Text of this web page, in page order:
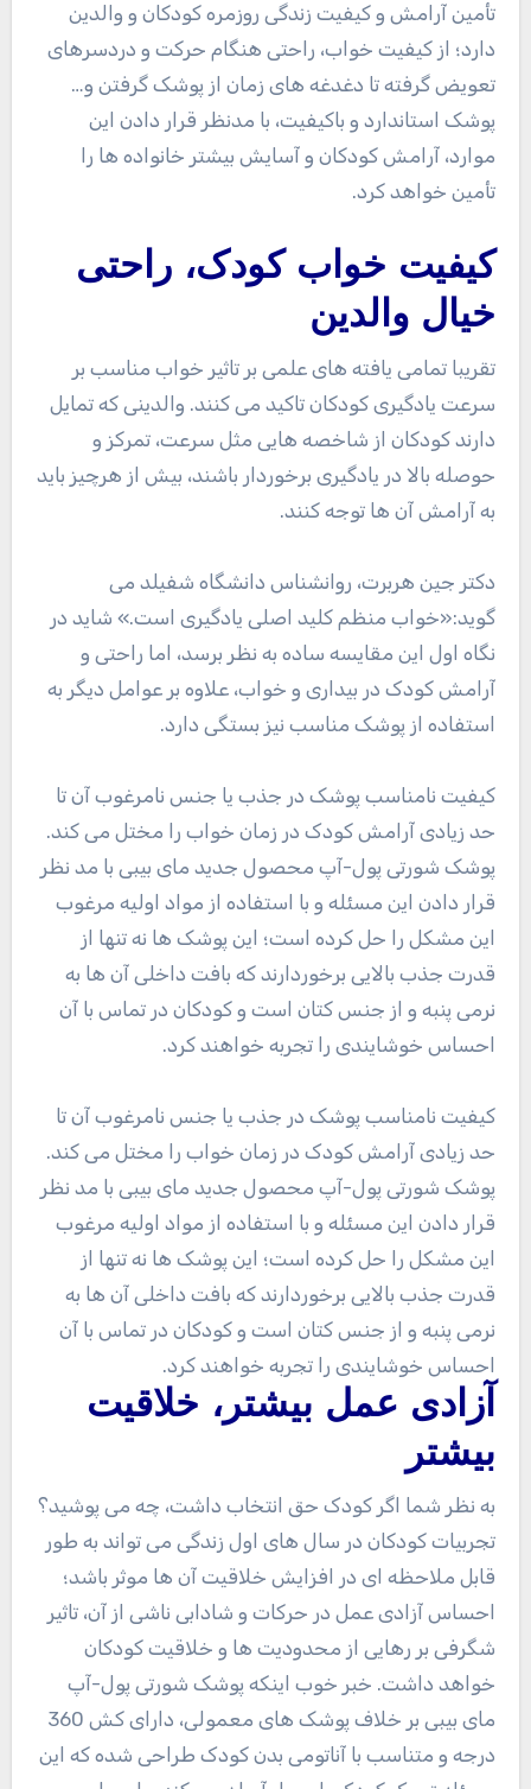
تأمین آرامش و کیفیت زندگی روزمره کودکان و والدین
دارد؛ از کیفیت خواب، راحتی هنگام حرکت و دردسرهای
تعویض گرفته تا دغدغه های زمان از پوشک گرفتن و…
پوشک استاندارد و باکیفیت، با مدنظر قرار دادن این
موارد، آرامش کودکان و آسایش بیشتر خانواده ها را
تأمین خواهد کرد.
کیفیت خواب کودک، راحتی
خیال والدین
تقریبا تمامی یافته های علمی بر تاثیر خواب مناسب بر
سرعت یادگیری کودکان تاکید می کنند. والدینی که تمایل
دارند کودکان از شاخصه هایی مثل سرعت، تمرکز و
حوصله بالا در یادگیری برخوردار باشند، بیش از هرچیز باید
به آرامش آن ها توجه کنند.
دکتر جین هربرت، روانشناس دانشگاه شفیلد می
گوید:«خواب منظم کلید اصلی یادگیری است.» شاید در
نگاه اول این مقایسه ساده به نظر برسد، اما راحتی و
آرامش کودک در بیداری و خواب، علاوه بر عوامل دیگر به
استفاده از پوشک مناسب نیز بستگی دارد.
کیفیت نامناسب پوشک در جذب یا جنس نامرغوب آن تا
حد زیادی آرامش کودک در زمان خواب را مختل می کند.
پوشک شورتی پول-آپ محصول جدید مای بیبی با مد نظر
قرار دادن این مسئله و با استفاده از مواد اولیه مرغوب
این مشکل را حل کرده است؛ این پوشک ها نه تنها از
قدرت جذب بالایی برخوردارند که بافت داخلی آن ها به
نرمی پنبه و از جنس کتان است و کودکان در تماس با آن
احساس خوشایندی را تجربه خواهند کرد.
کیفیت نامناسب پوشک در جذب یا جنس نامرغوب آن تا
حد زیادی آرامش کودک در زمان خواب را مختل می کند.
پوشک شورتی پول-آپ محصول جدید مای بیبی با مد نظر
قرار دادن این مسئله و با استفاده از مواد اولیه مرغوب
این مشکل را حل کرده است؛ این پوشک ها نه تنها از
قدرت جذب بالایی برخوردارند که بافت داخلی آن ها به
نرمی پنبه و از جنس کتان است و کودکان در تماس با آن
احساس خوشایندی را تجربه خواهند کرد.
آزادی عمل بیشتر، خلاقیت
بیشتر
به نظر شما اگر کودک حق انتخاب داشت، چه می پوشید؟
تجربیات کودکان در سال های اول زندگی می تواند به طور
قابل ملاحظه ای در افزایش خلاقیت آن ها موثر باشد؛
احساس آزادی عمل در حرکات و شادابی ناشی از آن، تاثیر
شگرفی بر رهایی از محدودیت ها و خلاقیت کودکان
خواهد داشت. خبر خوب اینکه پوشک شورتی پول-آپ
مای بیبی بر خلاف پوشک های معمولی، دارای کش 360
درجه و متناسب با آناتومی بدن کودک طراحی شده که این